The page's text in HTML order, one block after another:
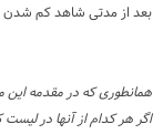
بعد از مدتی شاهد کم شدن
همانطوری که در مقدمه
اگر هر کدام از آنها در